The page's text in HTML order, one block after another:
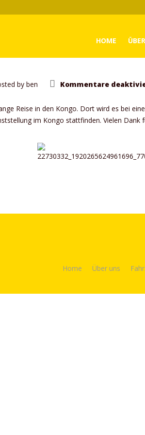
HOME
by ben Kommentare
Reise in den Kongo. Dort wird es bei
im Kongo stattfinden. Vielen
Home Über uns